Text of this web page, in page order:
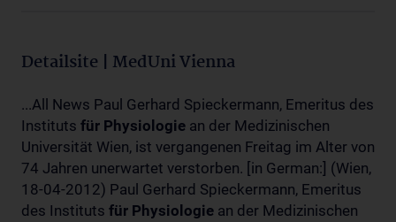
Detailsite | MedUni Vienna
...All News Paul Gerhard Spieckermann, Emeritus des
Instituts für Physiologie an der Medizinischen
Universität Wien, ist vergangenen Freitag im Alter von
74 Jahren unerwartet verstorben. [in German:] (Wien,
18-04-2012) Paul Gerhard Spieckermann, Emeritus
des Instituts für Physiologie an der Medizinischen